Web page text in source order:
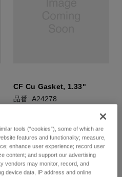
CF Cu Gasket, 1.33"
品番: A24278
ログインして価格を確認する
tools (“cookies”), some of which are
features and functionality; measure,
enhance user experience; record user
content; and support our advertising
vendors may monitor, record, and
device data, IP address and online